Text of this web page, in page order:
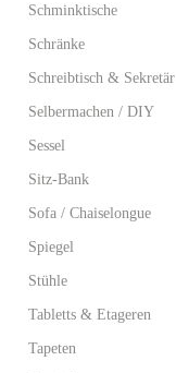
Schminktische
Schränke
Schreibtisch & Sekretär
Selbermachen / DIY
Sessel
Sitz-Bank
Sofa / Chaiselongue
Spiegel
Stühle
Tabletts & Etageren
Tapeten